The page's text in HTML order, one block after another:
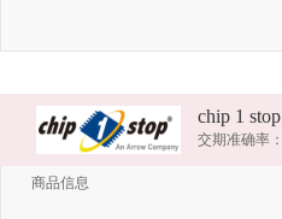
chip 1 stop
交期准确率：
商品信息